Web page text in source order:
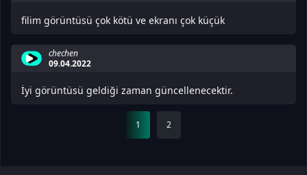
filim görüntüsü çok kötü ve ekranı çok küçük
chechen
09.04.2022
İyi görüntüsü geldiği zaman güncellenecektir.
1 2